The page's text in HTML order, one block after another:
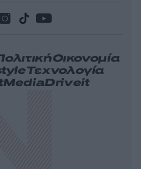
Οικονομία
Τεχνολογία
MediaDriveit